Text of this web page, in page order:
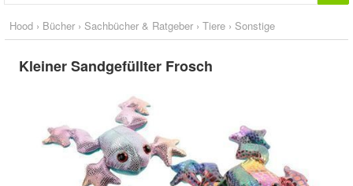
Hood › Bücher › Sachbücher & Ratgeber › Tiere › Sonstige
Kleiner Sandgefüllter Frosch